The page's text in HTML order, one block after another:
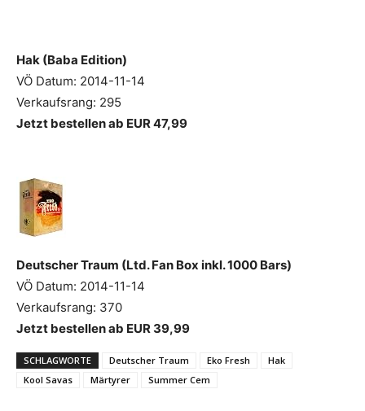
Hak (Baba Edition)
VÖ Datum: 2014-11-14
Verkaufsrang: 295
Jetzt bestellen ab EUR 47,99
Deutscher Traum (Ltd. Fan Box inkl. 1000 Bars)
VÖ Datum: 2014-11-14
Verkaufsrang: 370
Jetzt bestellen ab EUR 39,99
SCHLAGWORTE Deutscher Traum Eko Fresh
Hak
Kool Savas
Märtyrer Summer Cem